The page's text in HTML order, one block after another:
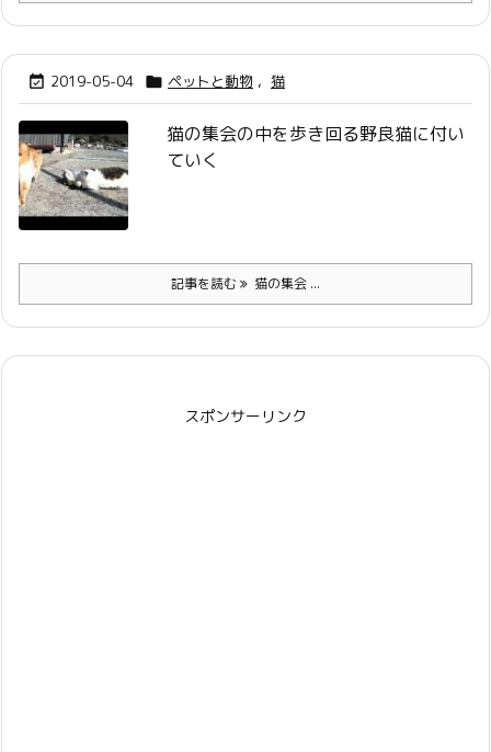
 2019-05-04  ペットと動物 , 猫
猫の集会の中を歩き回る野良猫に付い
ていく
記事を読む 猫の集会 ...
スポンサーリンク